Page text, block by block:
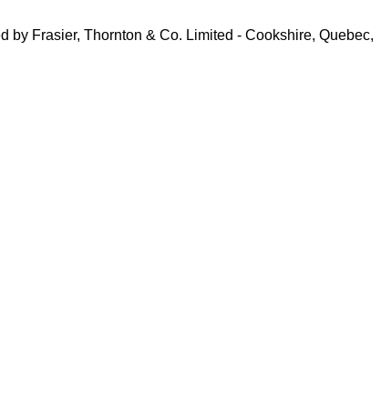
by Frasier, Thornton & Co. Limited - Cookshire, Quebec,